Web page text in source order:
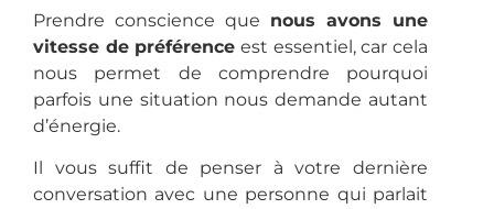
Prendre conscience que nous avons une
vitesse de préférence est essentiel, car cela
nous permet de comprendre pourquoi
parfois une situation nous demande autant
d’énergie.
Il vous suffit de penser à votre dernière
conversation avec une personne qui parlait